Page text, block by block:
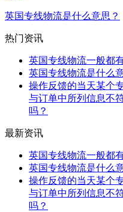
英国专线物流是什么意思？
热门资讯
英国专线物流一般都
英国专线物流是什么
操作反馈的当天某个
与订单中所列信息不
吗？
最新资讯
英国专线物流一般都
英国专线物流是什么
操作反馈的当天某个
与订单中所列信息不
吗？